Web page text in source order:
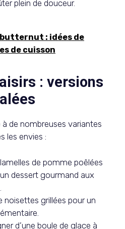
plein de douceur.
: idées de
de cuisson
: versions
de nombreuses variantes
les envies :
de pomme poêlées
dessert gourmand aux
noisettes grillées pour un
d’une boule de glace à